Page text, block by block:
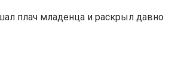
плач младенца и раскрыл давно